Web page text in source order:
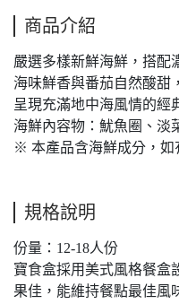
商品介紹
嚴選多樣新鮮海鮮，搭配
海味鮮香與番茄自然酸甜
呈現充滿地中海風情的經
海鮮內容物：魷魚圈、淡
※ 本產品含海鮮成分，如
規格說明
份量：12-18人份
寶食盒採用美式風格餐盒
果佳，能維持餐點最佳風